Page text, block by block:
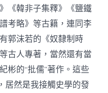
《韓非子集釋》《鹽鐵
考略》等古籍，連同李
郭沫若的《奴隸制時
古人專著，當然還有當
彬的“批儒”著作。這些
居然是我接觸史學的發